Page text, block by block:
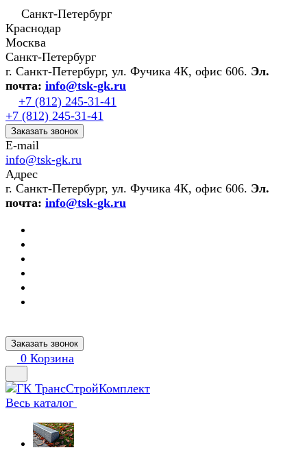
Санкт-Петербург
Краснодар
Москва
Санкт-Петербург
г. Санкт-Петербург, ул. Фучика 4К, офис 606. Эл.
почта: info@tsk-gk.ru
+7 (812) 245-31-41
+7 (812) 245-31-41
Заказать звонок
E-mail
info@tsk-gk.ru
Адрес
г. Санкт-Петербург, ул. Фучика 4К, офис 606. Эл.
почта: info@tsk-gk.ru
Заказать звонок
0 Корзина
Весь каталог